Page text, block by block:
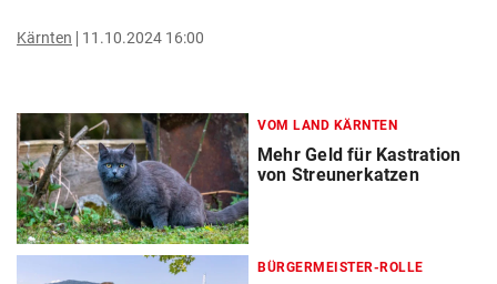
Kärnten 11.10.2024 16:00
VOM LAND KÄRNTEN
Mehr Geld für Kastration
von Streunerkatzen
BÜRGERMEISTER-ROLLE